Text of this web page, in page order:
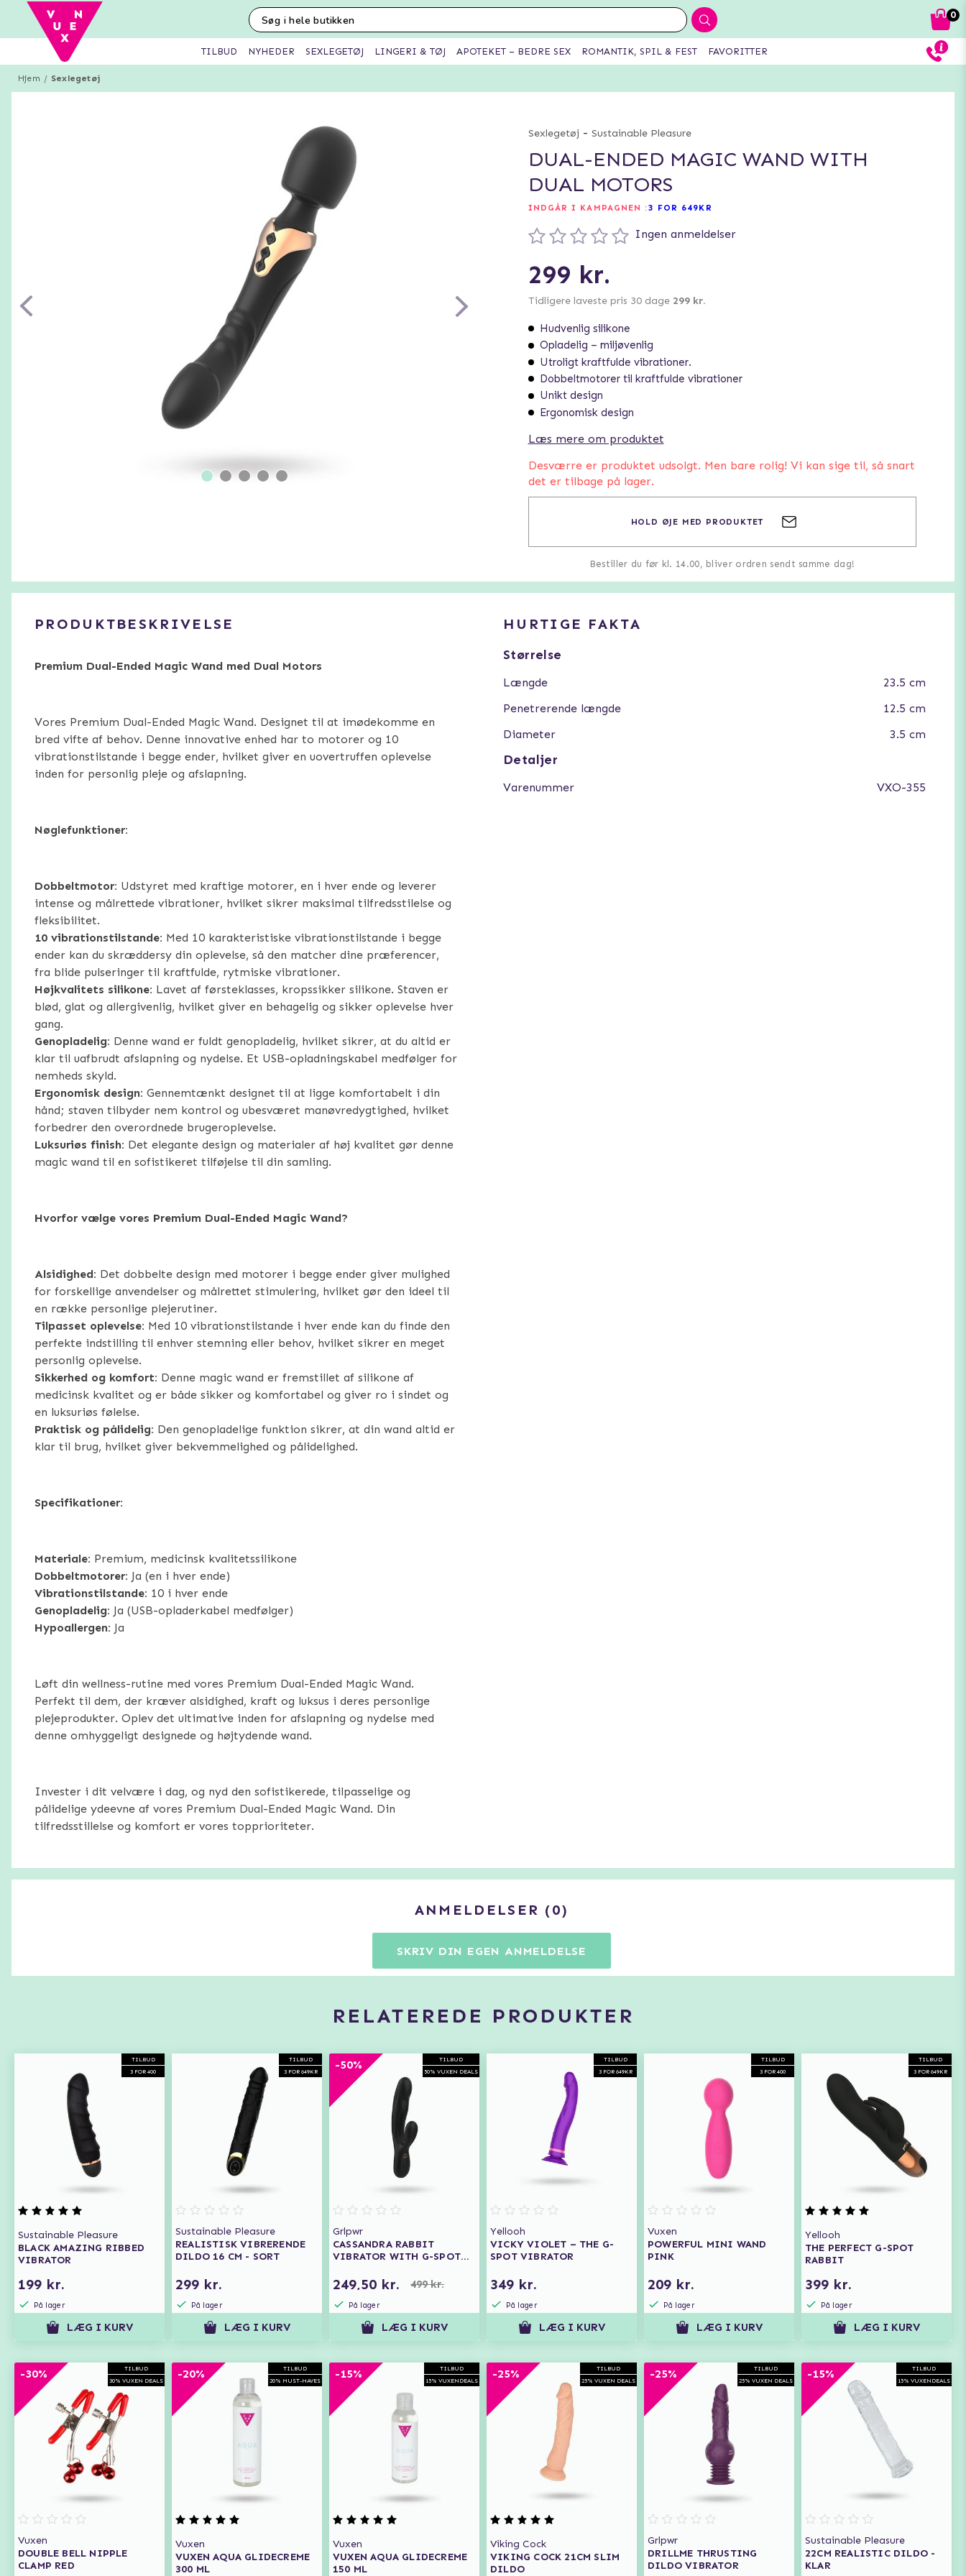
Hjem Sexlegetøj
Sexlegetøj - Sustainable Pleasure
DUAL-ENDED MAGIC WAND WITH
DUAL MOTORS
INDGÅR I KAMPAGNEN :3 FOR 649KR
Ingen anmeldelser
299 kr.
Tidligere laveste pris 30 dage 299 kr.
Hudvenlig silikone
Opladelig – miljøvenlig
Utroligt kraftfulde vibrationer.
Dobbeltmotorer til kraftfulde vibrationer
Unikt design
Ergonomisk design
Læs mere om produktet
Desværre er produktet udsolgt. Men bare rolig! Vi kan sige til, så snart
det er tilbage på lager.
HOLD ØJE MED PRODUKTET
Bestiller du før kl. 14.00, bliver ordren sendt samme dag!
PRODUKTBESKRIVELSE
Premium Dual-Ended Magic Wand med Dual Motors
Vores Premium Dual-Ended Magic Wand. Designet til at imødekomme en
bred vifte af behov. Denne innovative enhed har to motorer og 10
vibrationstilstande i begge ender, hvilket giver en uovertruffen oplevelse
inden for personlig pleje og afslapning.
Nøglefunktioner:
Dobbeltmotor: Udstyret med kraftige motorer, en i hver ende og leverer
intense og målrettede vibrationer, hvilket sikrer maksimal tilfredsstilelse og
fleksibilitet.
10 vibrationstilstande: Med 10 karakteristiske vibrationstilstande i begge
ender kan du skræddersy din oplevelse, så den matcher dine præferencer,
fra blide pulseringer til kraftfulde, rytmiske vibrationer.
Højkvalitets silikone: Lavet af førsteklasses, kropssikker silikone. Staven er
blød, glat og allergivenlig, hvilket giver en behagelig og sikker oplevelse hver
gang.
Genopladelig: Denne wand er fuldt genopladelig, hvilket sikrer, at du altid er
klar til uafbrudt afslapning og nydelse. Et USB-opladningskabel medfølger for
nemheds skyld.
Ergonomisk design: Gennemtænkt designet til at ligge komfortabelt i din
hånd; staven tilbyder nem kontrol og ubesværet manøvredygtighed, hvilket
forbedrer den overordnede brugeroplevelse.
Luksuriøs finish: Det elegante design og materialer af høj kvalitet gør denne
magic wand til en sofistikeret tilføjelse til din samling.
Hvorfor vælge vores Premium Dual-Ended Magic Wand?
Alsidighed: Det dobbelte design med motorer i begge ender giver mulighed
for forskellige anvendelser og målrettet stimulering, hvilket gør den ideel til
en række personlige plejerutiner.
Tilpasset oplevelse: Med 10 vibrationstilstande i hver ende kan du finde den
perfekte indstilling til enhver stemning eller behov, hvilket sikrer en meget
personlig oplevelse.
Sikkerhed og komfort: Denne magic wand er fremstillet af silikone af
medicinsk kvalitet og er både sikker og komfortabel og giver ro i sindet og
en luksuriøs følelse.
Praktisk og pålidelig: Den genopladelige funktion sikrer, at din wand altid er
klar til brug, hvilket giver bekvemmelighed og pålidelighed.
Specifikationer:
Materiale: Premium, medicinsk kvalitetssilikone
Dobbeltmotorer: Ja (en i hver ende)
Vibrationstilstande: 10 i hver ende
Genopladelig: Ja (USB-opladerkabel medfølger)
Hypoallergen: Ja
Løft din wellness-rutine med vores Premium Dual-Ended Magic Wand.
Perfekt til dem, der kræver alsidighed, kraft og luksus i deres personlige
plejeprodukter. Oplev det ultimative inden for afslapning og nydelse med
denne omhyggeligt designede og højtydende wand.
Invester i dit velvære i dag, og nyd den sofistikerede, tilpasselige og
pålidelige ydeevne af vores Premium Dual-Ended Magic Wand. Din
tilfredsstillelse og komfort er vores topprioriteter.
HURTIGE FAKTA
Størrelse
Længde
23.5 cm
Penetrerende længde
12.5 cm
Diameter
3.5 cm
Detaljer
Varenummer VXO-355
ANMELDELSER 0
SKRIV DIN EGEN ANMELDELSE
RELATEREDE PRODUKTER
TILBUD
3 FOR 400
Sustainable Pleasure
BLACK AMAZING RIBBED
VIBRATOR
199 kr.
På lager
LÆG I KURV
TILBUD
3 FOR 649KR
Sustainable Pleasure
REALISTISK VIBRERENDE
DILDO 16 CM - SORT
299 kr.
På lager
LÆG I KURV
TILBUD
50% VUXEN DEALS
-50%
Grlpwr
CASSANDRA RABBIT
VIBRATOR WITH G-SPOT
249,50 kr. 499 kr.
På lager
LÆG I KURV
TILBUD
3 FOR 649KR
Yellooh
VICKY VIOLET – THE G-
SPOT VIBRATOR
349 kr.
På lager
LÆG I KURV
TILBUD
3 FOR 400
Vuxen
POWERFUL MINI WAND
PINK
209 kr.
På lager
LÆG I KURV
TILBUD
3 FOR 649KR
Yellooh
THE PERFECT G-SPOT
RABBIT
399 kr.
På lager
LÆG I KURV
TILBUD
30% VUXEN DEALS
-30%
Vuxen
DOUBLE BELL NIPPLE
CLAMP RED
TILBUD
20% MUST-HAVES
-20%
Vuxen
VUXEN AQUA GLIDECREME
300 ML
TILBUD
15% VUXENDEALS
-15%
Vuxen
VUXEN AQUA GLIDECREME
150 ML
TILBUD
25% VUXEN DEALS
-25%
Viking Cock
VIKING COCK 21CM SLIM
DILDO
TILBUD
25% VUXEN DEALS
-25%
Grlpwr
DRILLME THRUSTING
DILDO VIBRATOR
TILBUD
15% VUXENDEALS
-15%
Sustainable Pleasure
22CM REALISTIC DILDO -
KLAR
0
TILBUD NYHEDER SEXLEGETØJ LINGERI & TØJ APOTEKET – BEDRE SEX ROMANTIK, SPIL & FEST FAVORITTER